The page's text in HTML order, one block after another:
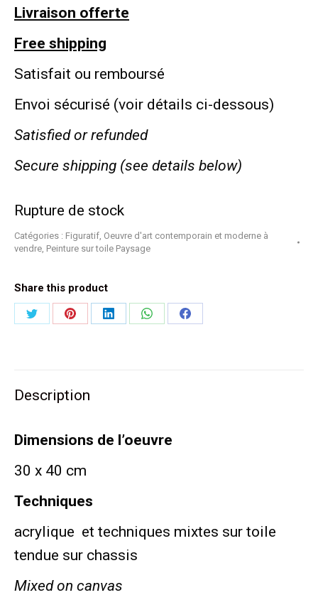
Livraison offerte
Free shipping
Satisfait ou remboursé
Envoi sécurisé (voir détails ci-dessous)
Satisfied or refunded
Secure shipping (see details below)
Rupture de stock
Catégories : Figuratif Oeuvre d'art contemporain et moderne à
vendre Peinture sur toile Paysage
Share this product
PartagerPartagerPartagerPartagerPartager
Description
Dimensions de l’oeuvre
30 x 40 cm
Techniques
acrylique et techniques mixtes sur toile
tendue sur chassis
Mixed on canvas